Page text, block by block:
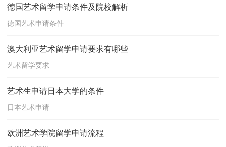
德国艺术留学申请条件及院校解析
德国艺术申请条件
澳大利亚艺术留学申请要求有哪些
艺术留学要求
艺术生申请日本大学的条件
日本艺术申请
欧洲艺术学院留学申请流程